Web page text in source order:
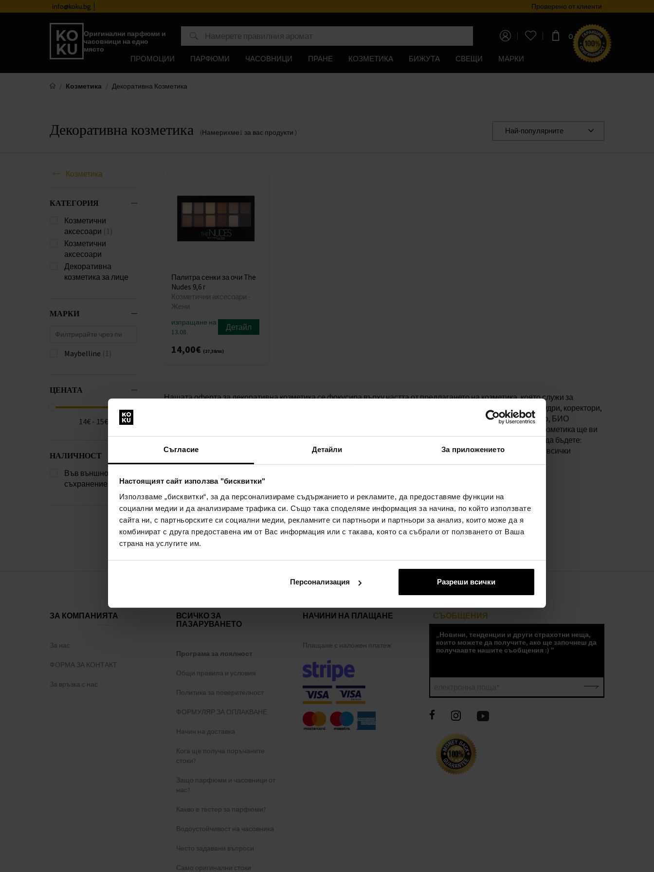
Съгласие Детайли За приложението
Настоящият сайт използва "бисквитки"
Използваме „бисквитки“, за да персонализираме съдържанието и рекламите, да предоставяме функции на
социални медии и да анализираме трафика си. Също така споделяме информация за начина, по който използвате
сайта ни, с партньорските си социални медии, рекламните си партньори и партньори за анализ, които може да я
комбинират с друга предоставена им от Вас информация или с такава, която са събрали от ползването от Ваша
страна на услугите им.
Персонализация Разреши всички
info@koku.bg Програма за лоялностПроверено от клиенти
Оригинални парфюми и
часовници на едно
място
0,00€ (0,00лв)
ПРОМОЦИИ ПАРФЮМИ ЧАСОВНИЦИ ПРАНЕ КОЗМЕТИКА БИЖУТА СВЕЩИ МАРКИ
Козметика Декоративна Козметика
Декоративна козметика (Намерихме1 за вас продукти ) Най-популярните
Козметика
КАТЕГОРИЯ
Козметични
аксесоари (1)
Козметични
аксесоари
Декоративна
козметика за лице
МАРКИ
Maybelline (1)
ЦЕНАТА
14€ - 15€
НАЛИЧНОСТ
Във външно
съхранение
Палитра сенки за очи The
Nudes 9,6 г
Козметични аксесоари -
Жени
изпращане на
13.08.
Детайл
14,00€ (27,38лв)
Нашата оферта за декоративна козметика се фокусира върху частта от предлагането на козметика, която служи за
подчертаване на вашата естествена красота и привлекателност. Това са основно гримове, сенки за очи, пудри, коректори,
спирали, гланц за устни, препарати за вежди, но предлагането продължава с продукти за красота на тялото, БИО
козметика, комплекти за маникюр и педикюр и редица други козметични аксесоари. Нашата декоративна козметика ще ви
помогне да подчертаете естествените си силни страни, както си ги представяте. Бъдете това, което искате да бъдете:
уверени и силни. Вашето обкръжение ще забележи промяната и вие вече няма да сте сивата мишка, която всички
пренебрегват.
ЗА КОМПАНИЯТА
За нас
ФОРМА ЗА КОНТАКТ
За връзка с нас
ВСИЧКО ЗА
ПАЗАРУВАНЕТО
Програма за лоялност
Общи правила и условия
Политика за поверителност
ФОРМУЛЯР ЗА ОПЛАКВАНЕ
Начин на доставка
Кога ще получа поръчаните
стоки?
Защо парфюми и часовници от
нас?
Какво е тестер за парфюми?
Водоустойчивост на часовника
Често задавани въпроси
Само оригинални стоки
НАЧИНИ НА ПЛАЩАНЕ
Плащане с наложен платеж
СЪОБЩЕНИЯ
„Новини, тенденции и други страхотни неща,
които можете да получите, ако ще започнеш да
получаавте нашите съобщения :) "